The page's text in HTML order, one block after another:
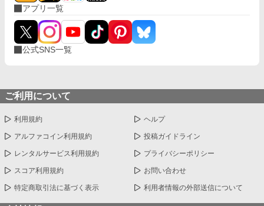
アプリ一覧
公式SNS一覧
ご利用について
利用規約 ヘルプ
アルファコイン利用規約 投稿ガイドライン
レンタルサービス利用規約 プライバシーポリシー
スコア利用規約 お問い合わせ
特定商取引法に基づく表示 利用者情報の外部送信について